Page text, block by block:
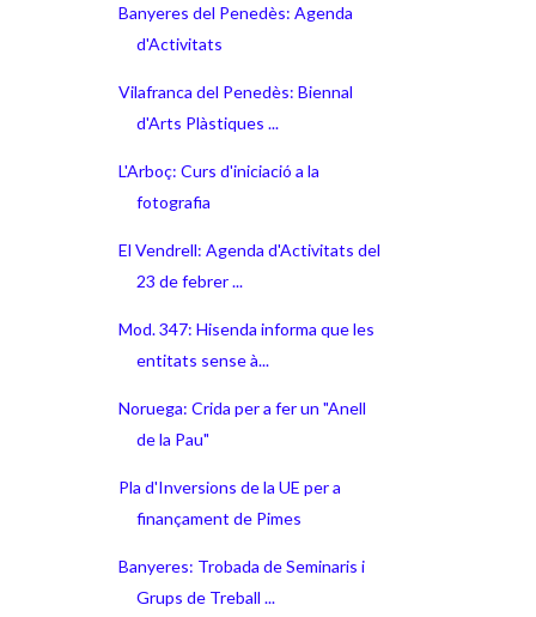
Banyeres del Penedès: Agenda
d'Activitats
Vilafranca del Penedès: Biennal
d'Arts Plàstiques ...
L'Arboç: Curs d'iniciació a la
fotografia
El Vendrell: Agenda d'Activitats del
23 de febrer ...
Mod. 347: Hisenda informa que les
entitats sense à...
Noruega: Crida per a fer un "Anell
de la Pau"
Pla d'Inversions de la UE per a
finançament de Pimes
Banyeres: Trobada de Seminaris i
Grups de Treball ...